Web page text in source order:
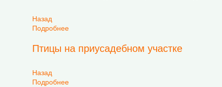
Назад
Подробнее
Птицы на приусадебном участке
Назад
Подробнее